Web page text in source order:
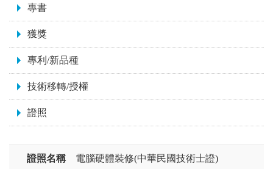
專書
獲獎
專利/新品種
技術移轉/授權
證照
證照名稱 電腦硬體裝修(中華民國技術士證)